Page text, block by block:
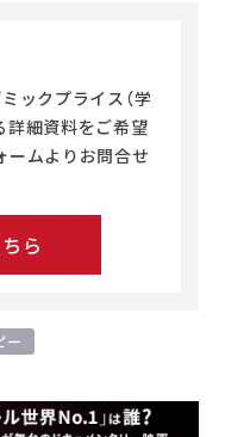
ックプライス（学
詳細資料をご希望
ームよりお問合せ
ら
ー